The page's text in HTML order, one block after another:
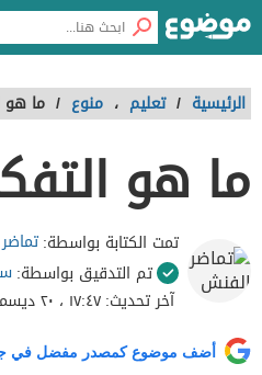
الرئيسية / تعليم ، منوع / ما هو
ما هو
تمت الكتابة بواسطة:
تم التدقيق بواسطة:
آخر تحديث:١٧:٤٧ ، ٢٠ ديسمبر ٢٠٢١
أضف موضوع كمصدر مفضل في